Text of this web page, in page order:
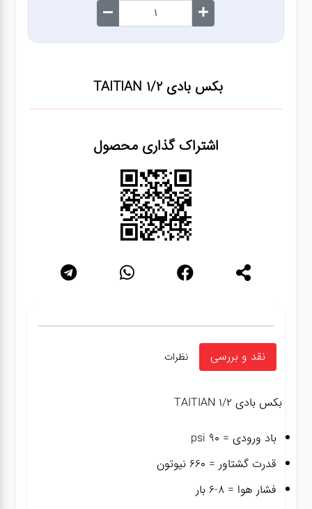
معاینه
بکس بادی TAITIAN 1/2
اشتراک گذاری محصول
نقد و بررسی نظرات
بکس بادی TAITIAN 1/2
باد ورودی = ۹۰ psi
قدرت گشتاور = ۶۶۰ نیوتون
فشار هوا = ۸-۶ بار